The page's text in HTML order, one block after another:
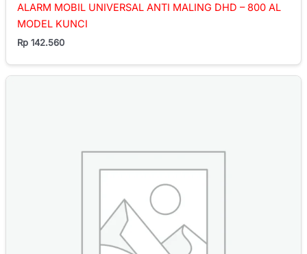
ALARM MOBIL UNIVERSAL ANTI MALING DHD – 800 AL
MODEL KUNCI
Rp 142.560